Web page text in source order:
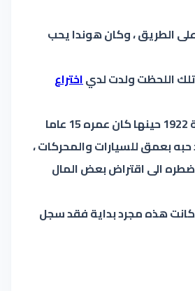
على الطريق ، وكان هوندا يحب
اللحظت ولدت لدياختراع
فبعد أن كان طالبا فاشلا ، ناقما على التعليم في المدارس التي تعتمد على النظري فقط ، كان يريد التعليم بالممارسة مما دفعه الى ترك المدرسة سنة 1922 حينها كان عمره 15 عاما
والكثير وزاد حبه بعمق للسيارات والمحركات ،
الى اقتراض بعض المال
هذه مجرد بداية فقد سجل